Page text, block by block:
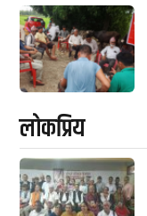
लाेकप्रिय